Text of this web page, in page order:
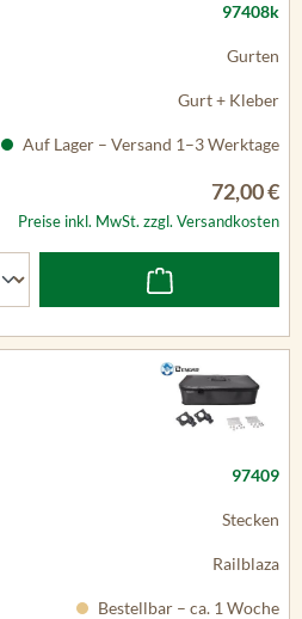
97408k
Gurten
Gurt + Kleber
Auf Lager – Versand 1–3 Werktage
72,00 €
Preise inkl. MwSt. zzgl. Versandkosten
97409
Stecken
Railblaza
Bestellbar – ca. 1 Woche